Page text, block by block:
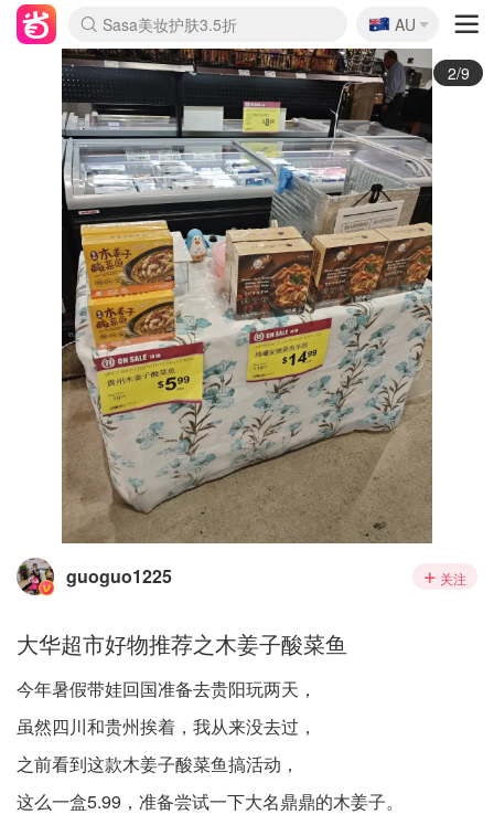
lululemon折扣上新
Sasa美妆护肤3.5折
SSENSE年中2.5折
FreshBeauty好价汇总
Cettire降价+叠9折
WWS Coles超市实拍
viagogo二手票捡漏
Myer超级周末
The Outnet奢牌1折起
David Jones 3折起
Flannels大牌1折
Perfumes Club护肤1折
AMIRO面罩$251
Amazon折扣汇总
eToro入金$200送$50
Amazon数码好物
ICONIC本周7.5折
ThedoubleF高奢地板价
Moose Knuckles 6折
丝芙兰5折起
EUFY摄像头$98
Selenichast首饰2折
Trip机票酒店促销
YSL送5件彩妆礼
Amazon家居好物
Amazon美妆护肤
雅漾大喷$8
过敏原检测盒$33
伊索独家赠50ml沐浴露
科颜氏高保湿面霜$29
SEALIFE海洋馆门票6折
丝塔芙大白罐$16
订阅Newsletter送香薰
Cult Beauty 6.8折
Harrods圣诞日历$525
LN-CC奢牌私促3折
d'Alba空姐喷雾$16
EVE LOM套装£56
Bernardelli独家4折
Adore Beauty 6折起
CT圣诞日历
Mytheresa奢品2.7折
Luxury Escapes 9折
Currentbody美容仪$881
MOON Garden Live
Roborock扫地机$649
Tingo Life水杯$24
Valentino官网5折
CR洗护套装$23
修丽可4件套$159
Myer彩妆2件7折
GANNI官网4.5折
Stylevana韩妆4折
Tessabit高奢8.5折
OGX洗发水$11
Amazon阿德莱德次日达
卡诗8.5折+赠礼
Philips Hue灯具8折
🇦🇺
AU
3/9
guoguo1225 关注
大华超市好物推荐之木姜子酸菜鱼
今年暑假带娃回国准备去贵阳玩两天，
虽然四川和贵州挨着，我从来没去过，
之前看到这款木姜子酸菜鱼搞活动，
这么一盒5.99，准备尝试一下大名鼎鼎的木姜子。